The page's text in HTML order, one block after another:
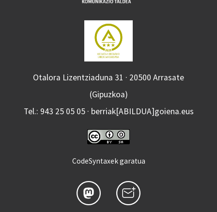
Otalora Lizentziaduna 31 · 20500 Arrasate
(Gipuzkoa)
Tel.: 943 25 05 05 · berriak[ABILDUA]goiena.eus
CodeSyntaxek garatua